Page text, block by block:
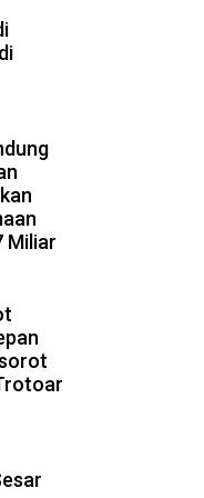
Miliar